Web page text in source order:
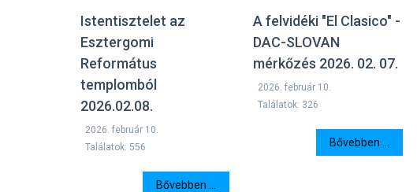
Istentisztelet az
Esztergomi
Református
templomból
2026.02.08.
2026. február 10.
Találatok: 556
Bővebben ...
A felvidéki "El Clasico" -
DAC-SLOVAN
mérkőzés 2026. 02. 07.
2026. február 10.
Találatok: 326
Bővebben ...